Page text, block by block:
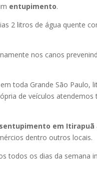
entupimento.
2 litros de água quente
nos canos
toda Grande São Paulo,
de veículos atendemos
em Itirapuã
dentro outros locais.
todos os dias da semana